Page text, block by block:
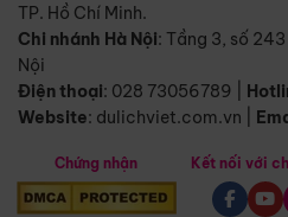
TP. Hồ Chí Minh.
Chi nhánh Hà Nội: Tầng 3, số
Nội
Điện thoại: 028 73056789
Website: dulichviet.com.vn
Chứng nhận Kết nối với